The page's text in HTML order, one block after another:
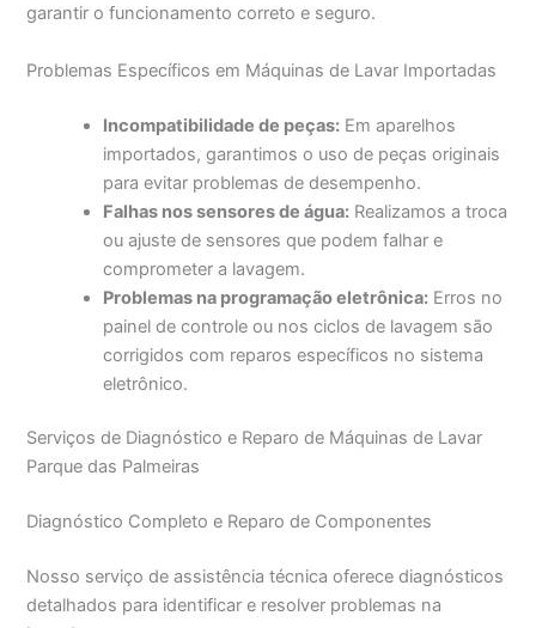
garantir o funcionamento correto e seguro.
Problemas Específicos em Máquinas de Lavar Importadas
Incompatibilidade de peças: Em aparelhos
importados, garantimos o uso de peças originais
para evitar problemas de desempenho.
Falhas nos sensores de água: Realizamos a troca
ou ajuste de sensores que podem falhar e
comprometer a lavagem.
Problemas na programação eletrônica: Erros no
painel de controle ou nos ciclos de lavagem são
corrigidos com reparos específicos no sistema
eletrônico.
Serviços de Diagnóstico e Reparo de Máquinas de Lavar
Parque das Palmeiras
Diagnóstico Completo e Reparo de Componentes
Nosso serviço de assistência técnica oferece diagnósticos
detalhados para identificar e resolver problemas na